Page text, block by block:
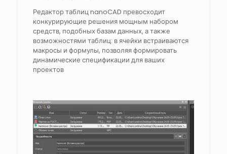
Редактор таблиц nanoCAD превосходит
конкурирующие решения мощным набором
средств, подобных базам данных, а также
возможностями таблиц: в ячейки встраиваются
макросы и формулы, позволяя формировать
динамические спецификации для ваших
проектов